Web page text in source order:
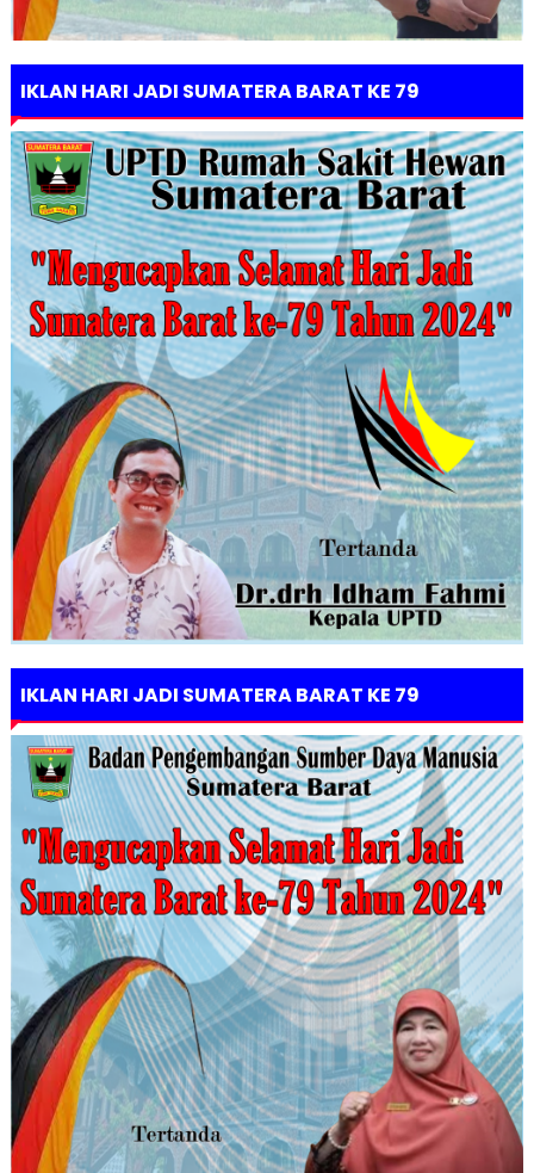
IKLAN HARI JADI SUMATERA BARAT KE 79
IKLAN HARI JADI SUMATERA BARAT KE 79